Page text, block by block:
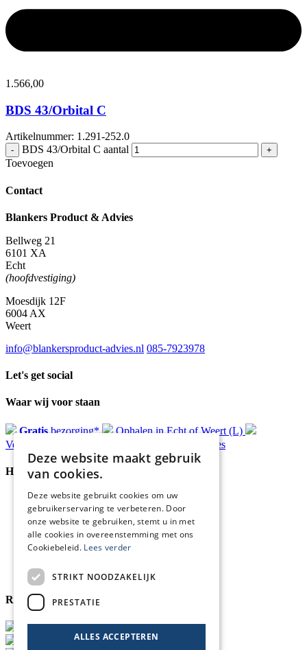
1.566,00
BDS 43/Orbital C
Artikelnummer: 1.291-252.0
- BDS 43/Orbital C aantal +
Toevoegen
Contact
Blankers Product & Advies
Bellweg 21
6101 XA
Echt
(hoofdvestiging)
Moesdijk 12F
6004 AX
Weert
info@blankersproduct-advies.nl 085-7923978
Let's get social
Waar wij voor staan
Gratisbezorging*
Ophalen in Echt of Weert (L)
Verzonden
advies
Handige Links
Home
Klantenservice
Over ons
Blog
Privacyverklaring
Cookies
Reviewmerk
Deze website maakt gebruik
van cookies.
Deze website gebruikt cookies om uw
gebruikerservaring te verbeteren. Door
onze website te gebruiken, stemt u in met
alle cookies in overeenstemming met ons
Cookiebeleid. Lees verder
STRIKT NOODZAKELIJK
PRESTATIE
ALLES ACCEPTEREN